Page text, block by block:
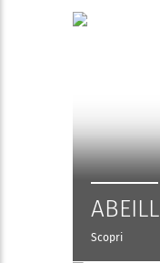
Scopri